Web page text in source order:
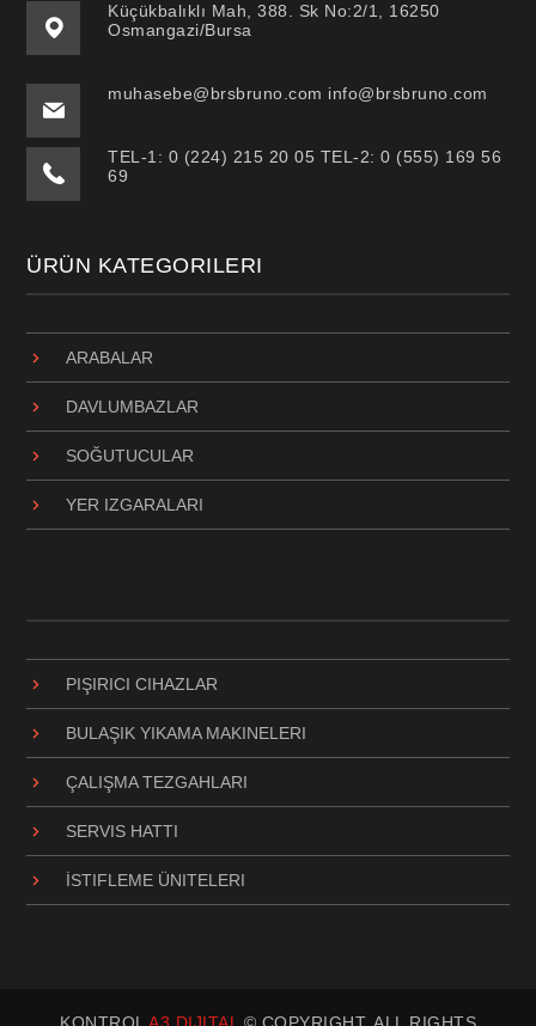
Küçükbalıklı Mah, 388. Sk No:2/1, 16250
Osmangazi/Bursa
muhasebe@brsbruno.com info@brsbruno.com
TEL-1: 0 (224) 215 20 05 TEL-2: 0 (555) 169 56
69
ÜRÜN KATEGORILERI
ARABALAR
DAVLUMBAZLAR
SOĞUTUCULAR
YER IZGARALARI
PIŞIRICI CIHAZLAR
BULAŞIK YIKAMA MAKINELERI
ÇALIŞMA TEZGAHLARI
SERVIS HATTI
İSTIFLEME ÜNITELERI